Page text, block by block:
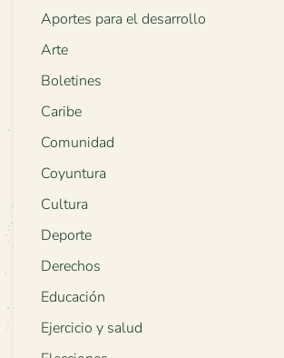
Aportes para el desarrollo
Arte
Boletines
Caribe
Comunidad
Coyuntura
Cultura
Deporte
Derechos
Educación
Ejercicio y salud